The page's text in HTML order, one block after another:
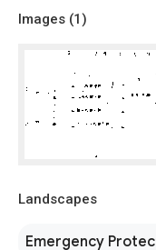
Images (1)
Landscapes
Emergency